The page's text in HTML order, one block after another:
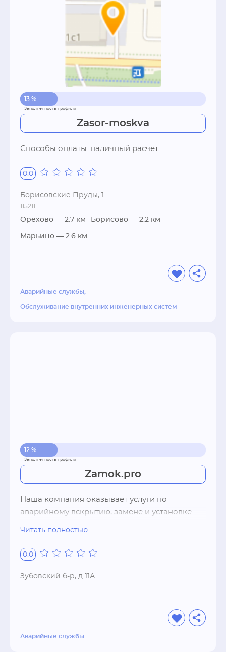
13 %
Zasor-moskva
Способы оплаты: наличный расчет
0.0
Борисовские Пруды, 1
115211
Орехово — 2.7 км Борисово — 2.2 км
Марьино — 2.6 км
Аварийные службы
Обслуживание внутренних инженерных систем
12 %
Zamok.pro
Наша компания оказывает услуги по
аварийному вскрытию, замене и установке
установке замков автомобилей, сейфов,
услуги по ремонту дверей
Читать полностью
0.0
Зубовский б-р, д 11А
Аварийные службы